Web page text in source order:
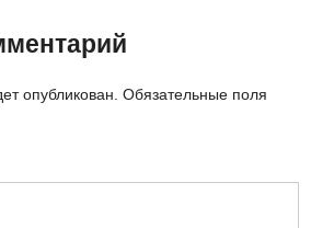
опубликован. Обязательные поля